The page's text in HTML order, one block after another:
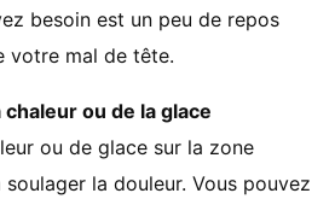
besoin est un peu de repos
votre mal de tête.
ou de la glace
ou de glace sur la zone
la douleur. Vous pouvez